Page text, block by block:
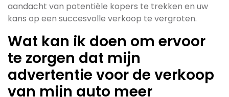
aandacht van potentiële kopers te trekken en uw
kans op een succesvolle verkoop te vergroten.
Wat kan ik doen om ervoor
te zorgen dat mijn
advertentie voor de verkoop
van mijn auto meer